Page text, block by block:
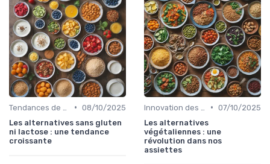
• 08/10/2025
Les alternatives sans gluten
ni lactose : une tendance
croissante
• 07/10/2025
Les alternatives
végétaliennes : une
révolution dans nos
assiettes